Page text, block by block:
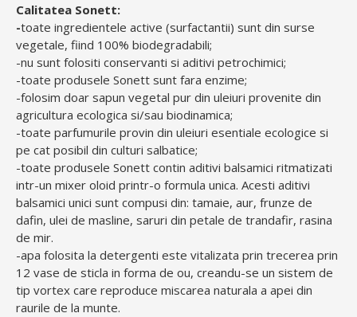
Calitatea Sonett:
-toate ingredientele active (surfactantii) sunt din surse
vegetale, fiind 100% biodegradabili;
-nu sunt folositi conservanti si aditivi petrochimici;
-toate produsele Sonett sunt fara enzime;
-folosim doar sapun vegetal pur din uleiuri provenite din
agricultura ecologica si/sau biodinamica;
-toate parfumurile provin din uleiuri esentiale ecologice si
pe cat posibil din culturi salbatice;
-toate produsele Sonett contin aditivi balsamici ritmatizati
intr-un mixer oloid printr-o formula unica. Acesti aditivi
balsamici unici sunt compusi din: tamaie, aur, frunze de
dafin, ulei de masline, saruri din petale de trandafir, rasina
de mir.
-apa folosita la detergenti este vitalizata prin trecerea prin
12 vase de sticla in forma de ou, creandu-se un sistem de
tip vortex care reproduce miscarea naturala a apei din
raurile de la munte.